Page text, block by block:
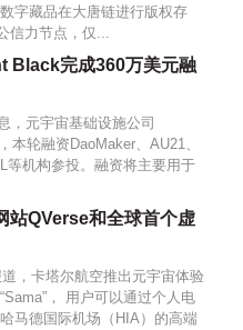
字藏品在大唐链进行版权存
信力节点，仅...
Black完成360万美元融
，元宇宙基础设施公司
本轮融资DaoMaker、AU21、
等机构参投。融资将主要用于
站QVerse和全球首个虚
，卡塔尔航空推出元宇宙体验
， 用户可以通过个人电
马德国际机场（HIA）的高端